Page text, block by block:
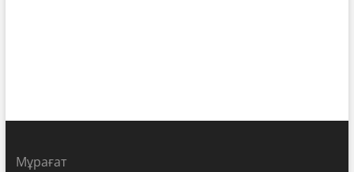
Мұрағат